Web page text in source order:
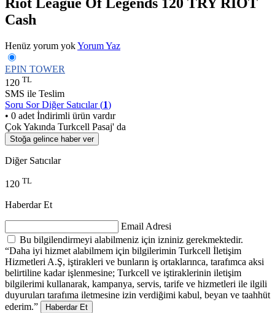
Cash
Henüz yorum yokYorum Yaz
EPIN TOWER
120 TL
SMS ile Teslim
Soru SorDiğer Satıcılar (1)
• 0 adet İndirimli ürün vardır
Çok Yakında Turkcell Pasaj' da
Stoğa gelince haber ver
Diğer Satıcılar
120 TL
Haberdar Et
Email Adresi
Bu bilgilendirmeyi alabilmeniz için izniniz gerekmektedir.
“Daha iyi hizmet alabilmem için bilgilerimin Turkcell İletişim
Hizmetleri A.Ş, iştirakleri ve bunların iş ortaklarınca, tarafımca aksi
belirtiline kadar işlenmesine; Turkcell ve iştiraklerinin iletişim
bilgilerimi kullanarak, kampanya, servis, tarife ve hizmetleri ile ilgili
duyuruları tarafıma iletmesine izin verdiğimi kabul, beyan ve taahhüt
ederim.”
Haberdar Et